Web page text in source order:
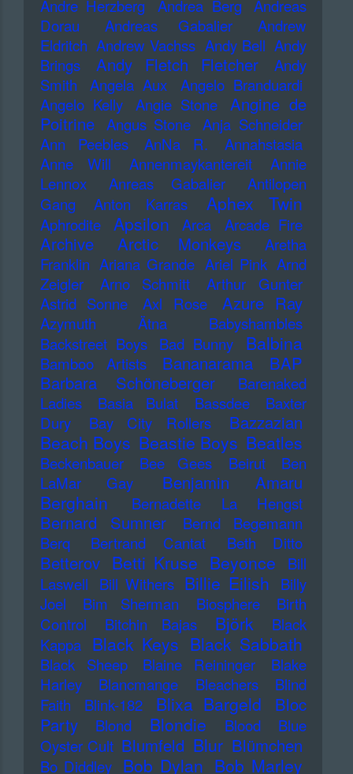
Andre Herzberg
Andrea Berg
Andreas
Dorau
Andreas Gabalier
Andrew
Eldritch Andrew Vachss Andy Bell Andy
Brings
Andy Fletch Fletcher
Andy
Smith
Angela Aux
Angelo Branduardi
Angelo Kelly
Angie Stone
Angine de
Poitrine Angus Stone Anja Schneider
Ann Peebles
AnNa R.
Annahstasia
Anne Will
Annenmaykantereit
Annie
Lennox
Anreas Gabalier
Antilopen
Gang
Anton Karras Aphex Twin
Aphrodite Apsilon Arca Arcade Fire
Archive Arctic Monkeys
Aretha
Franklin Ariana Grande Ariel Pink Arnd
Zeigler
Arno Schmitt
Arthur Gunter
Astrid Sonne
Axl Rose Azure Ray
Azymuth Ätna
Babyshambles
Backstreet Boys
Bad Bunny Balbina
Bamboo Artists Bananarama
BAP
Barbara Schöneberger
Barenaked
Ladies
Basia Bulat Bassdee
Baxter
Dury
Bay City Rollers Bazzazian
Beach Boys Beastie Boys Beatles
Beckenbauer Bee Gees Beirut
Ben
LaMar Gay
Benjamin Amaru
Berghain Bernadette La Hengst
Bernard Sumner
Bernd Begemann
Berq
Bertrand Cantat Beth Ditto
Betterov Betti Kruse Beyonce
Bill
Laswell
Bill Withers Billie Eilish
Billy
Joel
Bim Sherman Biosphere
Birth
Control
Bitchin Bajas Björk
Black
Kappa Black Keys Black Sabbath
Black Sheep Blaine Reininger
Blake
Harley
Blancmange Bleachers
Blind
Faith
Blink-182 Blixa Bargeld
Bloc
Party
Blond Blondie Blood
Blue
Oyster Cult Blumfeld Blur Blümchen
Bo Diddley Bob Dylan Bob Marley